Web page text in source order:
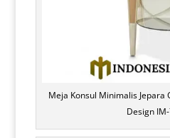
Meja Konsul Minimalis
Design